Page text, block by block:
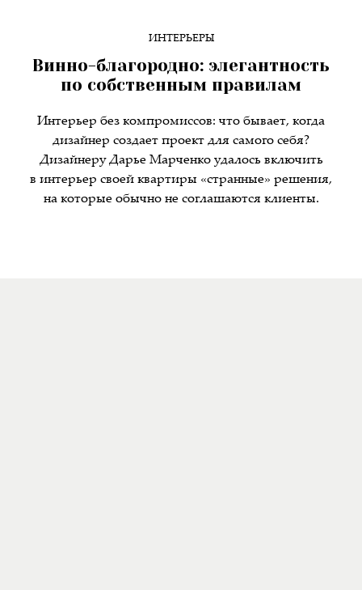
ИНТЕРЬЕРЫ
Винно-благородно: элегантность
по собственным правилам
Интерьер без компромиссов: что бывает, когда
дизайнер создает проект для самого себя?
Дизайнеру Дарье Марченко удалось включить
в интерьер своей квартиры «странные» решения,
на которые обычно не соглашаются клиенты.